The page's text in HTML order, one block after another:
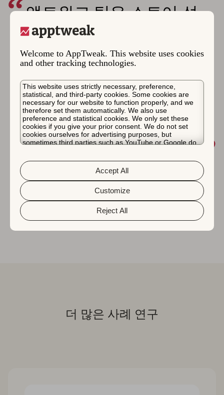
Welcome to AppTweak. This website uses cookies
and other tracking technologies.
This website uses strictly necessary, preference,
statistical, and third-party cookies. Some cookies are
necessary for our website to function properly, and we
therefore set them automatically. We also use
preference and statistical cookies. We only set these
cookies if you give your prior consent. We do not set
cookies ourselves for advertising purposes, but
sometimes third parties such as YouTube or Google do.
about the protection of your personal data and the
different cookies we use, please read our
&Privacy Policy. You can customize your cookie settings
and preferences by clicking the “Customize” button.
Reject All
Customize
Accept All
줄리엣 스워스키|성장 마케팅 관리자
앱트위크 팀은 스토어 성
과를 개선하고, 모니터링
하고, 측정하는 데 도움을
주었습니다. 목표를 달성
하기 위해 항상 최선을 다
하는 역동적이고 헌신적
인 전문가 팀과 함께 일할
수 있어서 즐거웠습니다.
더 많은 사례 연구